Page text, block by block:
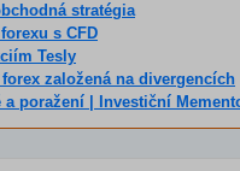
stratégia
s CFD
Tesly
založená na divergencích
poražení | Investiční